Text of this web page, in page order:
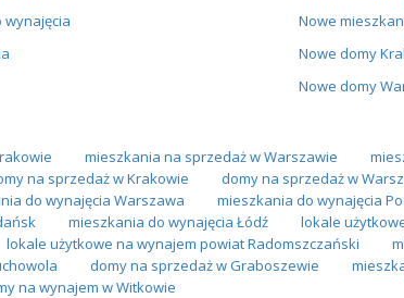
wynajęcia
Nowe
Nowe domy
Nowe domy
mieszkania na sprzedaż w Warszawie
na sprzedaż w Krakowie domy na sprzedaż w
do wynajęcia Warszawa mieszkania do wynajęcia
mieszkania do wynajęcia Łódź
lokale
lokale użytkowe na wynajem powiat Radomszczański
domy na sprzedaż w Graboszewie
na wynajem w Witkowie